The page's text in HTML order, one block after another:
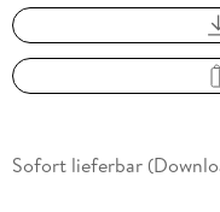
Sofort lieferbar